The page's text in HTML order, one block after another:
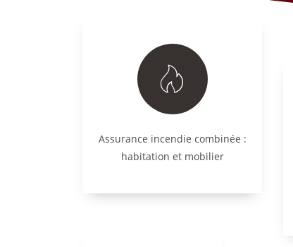
Assurance incendie combinée :
habitation et mobilier